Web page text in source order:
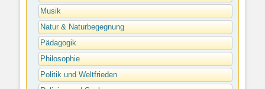
Musik
Natur & Naturbegegnung
Pädagogik
Philosophie
Politik und Weltfrieden